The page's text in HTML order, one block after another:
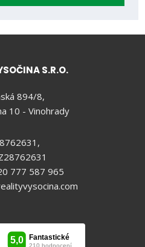
S.R.O.
894/8,
10 - Vinohrady
777 587 965